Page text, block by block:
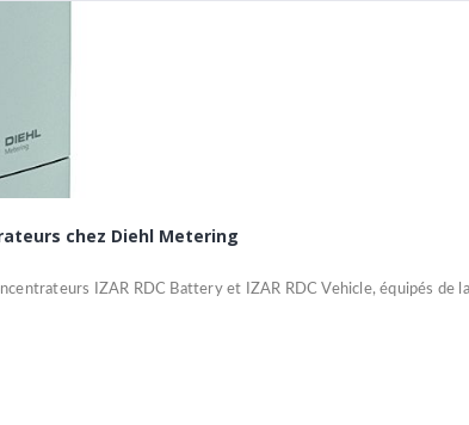
chez Diehl Metering
IZAR RDC Battery et IZAR RDC Vehicle, équipés de